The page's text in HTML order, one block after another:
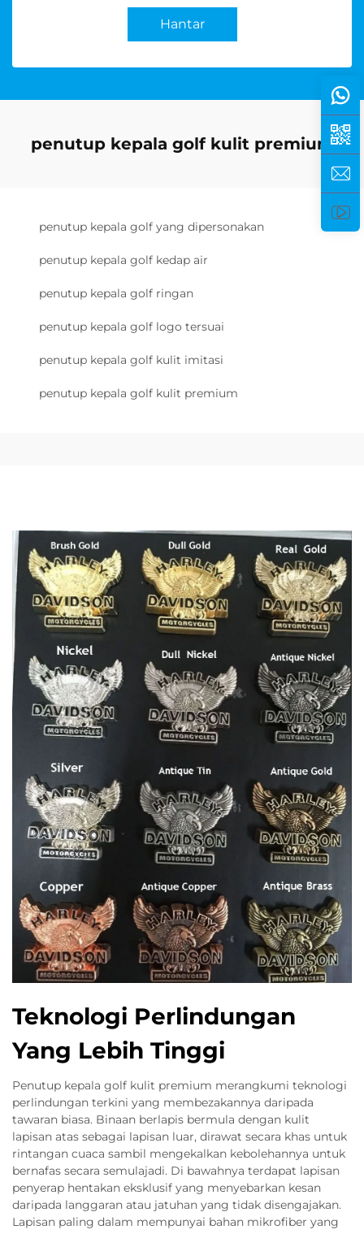
Hantar
penutup kepala golf kulit premium
penutup kepala golf yang dipersonakan
penutup kepala golf kedap air
penutup kepala golf ringan
penutup kepala golf logo tersuai
penutup kepala golf kulit imitasi
penutup kepala golf kulit premium
Teknologi Perlindungan
Yang Lebih Tinggi
Penutup kepala golf kulit premium merangkumi teknologi
perlindungan terkini yang membezakannya daripada
tawaran biasa. Binaan berlapis bermula dengan kulit
lapisan atas sebagai lapisan luar, dirawat secara khas untuk
rintangan cuaca sambil mengekalkan kebolehannya untuk
bernafas secara semulajadi. Di bawahnya terdapat lapisan
penyerap hentakan eksklusif yang menyebarkan kesan
daripada langgaran atau jatuhan yang tidak disengajakan.
Lapisan paling dalam mempunyai bahan mikrofiber yang